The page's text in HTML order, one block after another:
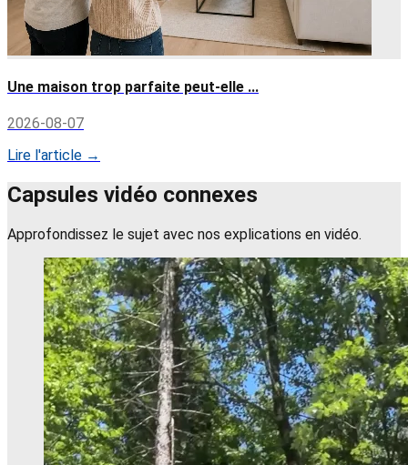
Une maison trop parfaite peut-elle ...
2026-08-07
Lire l'article →
Capsules vidéo connexes
Approfondissez le sujet avec nos explications en vidéo.